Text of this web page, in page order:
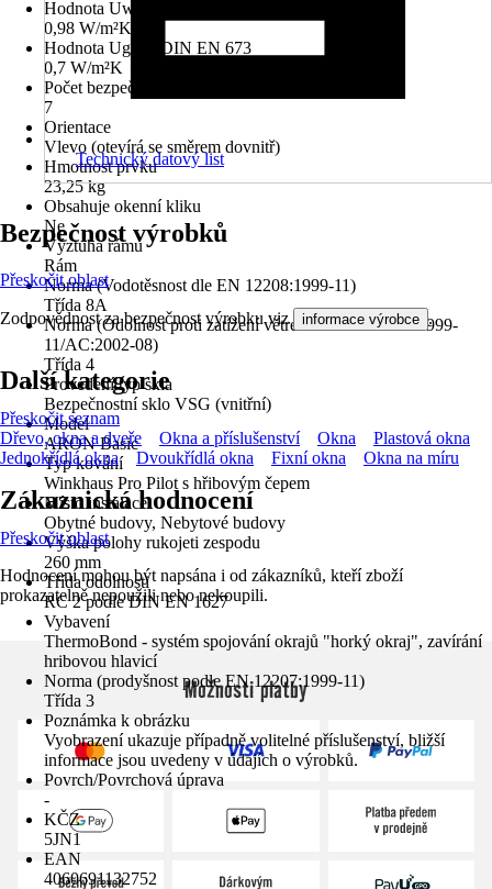
Hodnota Uw dle DIN EN 10077
0,98 W/m²K
Hodnota Ug dle DIN EN 673
0,7 W/m²K
Počet bezpečnostních kotevních plechů
7
Orientace
Vlevo (otevírá se směrem dovnitř)
Hmotnost prvku
23,25 kg
Obsahuje okenní kliku
Ne
Výztuha rámu
Rám
Norma (Vodotěsnost dle EN 12208:1999-11)
Třída 8A
Norma (Odolnost proti zatížení větrem dle EN 12210:1999-
11/AC:2002-08)
Třída 4
Provedení typ skla
Bezpečnostní sklo VSG (vnitřní)
Model
ARON Basic
Typ kování
Winkhaus Pro Pilot s hřibovým čepem
Místo instalace
Obytné budovy, Nebytové budovy
Výška polohy rukojeti zespodu
260 mm
Třída odolnosti
RC 2 podle DIN EN 1627
Vybavení
ThermoBond - systém spojování okrajů "horký okraj", zavírání
hribovou hlavicí
Norma (prodyšnost podle EN 12207:1999-11)
Třída 3
Poznámka k obrázku
Vyobrazení ukazuje případně volitelné příslušenství, bližší
informace jsou uvedeny v údajích o výrobků.
Povrch/Povrchová úprava
-
KČZ
5JN1
EAN
4060691132752
Technický datový list
Bezpečnost výrobků
Přeskočit oblast
Zodpovědnost za bezpečnost výrobku viz informace výrobce .
Další kategorie
Přeskočit seznam
Dřevo, okna a dveře
Okna a příslušenství Okna
Plastová okna
Jednokřídlá okna
Dvoukřídlá okna Fixní okna Okna na míru
Zákaznická hodnocení
Přeskočit oblast
Hodnocení mohou být napsána i od zákazníků, kteří zboží
prokazatelně nepoužili nebo nekoupili.
Možnosti platby